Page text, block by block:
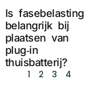
Is fasebelasting
belangrijk bij
plaatsen van
plug‑in
thuisbatterij?
1 2 3 4